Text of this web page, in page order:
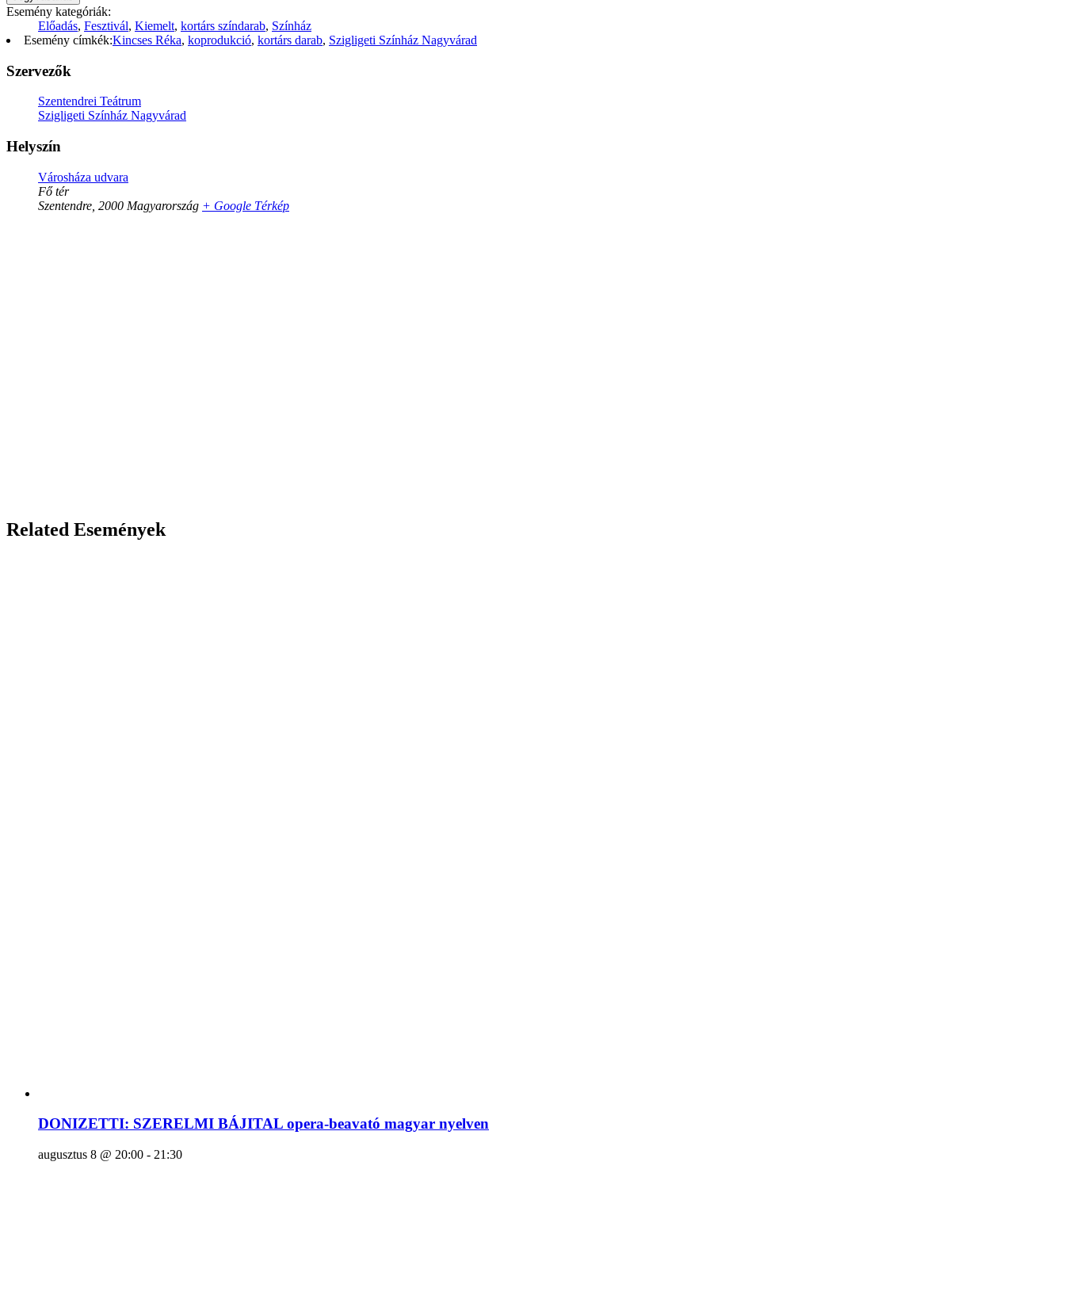
Esemény kategóriák:
Előadás, Fesztivál, Kiemelt, kortárs színdarab, Színház
Esemény címkék:Kincses Réka, koprodukció, kortárs darab, Szigligeti Színház Nagyvárad
Szervezők
Szentendrei Teátrum
Szigligeti Színház Nagyvárad
Helyszín
Városháza udvara
Fő tér
Szentendre 2000 Magyarország + Google Térkép
Related Események
DONIZETTI: SZERELMI BÁJITAL opera-beavató magyar nyelven
augusztus 8 @ 20:00 - 21:30